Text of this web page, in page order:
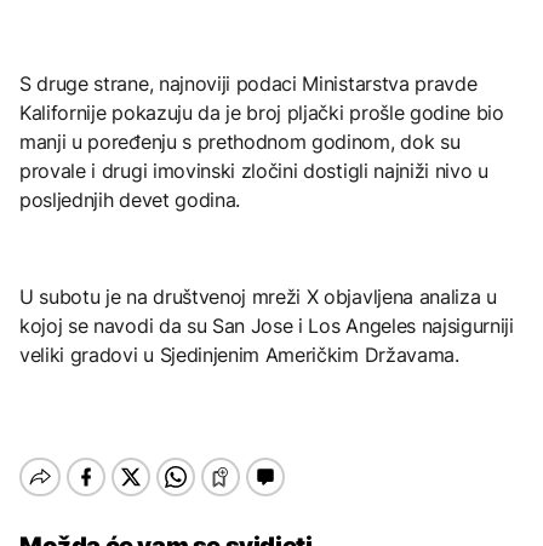
S druge strane, najnoviji podaci Ministarstva pravde
Kalifornije pokazuju da je broj pljački prošle godine bio
manji u poređenju s prethodnom godinom, dok su
provale i drugi imovinski zločini dostigli najniži nivo u
posljednjih devet godina.
U subotu je na društvenoj mreži X objavljena analiza u
kojoj se navodi da su San Jose i Los Angeles najsigurniji
veliki gradovi u Sjedinjenim Američkim Državama.